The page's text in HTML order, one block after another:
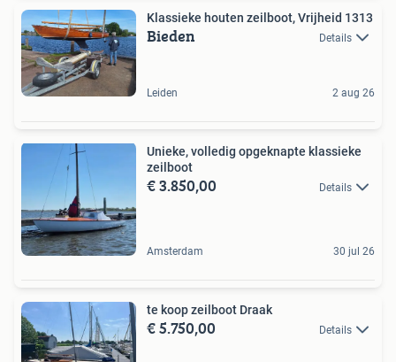
Klassieke houten zeilboot, Vrijheid 1313
Bieden Details
Leiden 2 aug 26
Unieke, volledig opgeknapte klassieke
zeilboot
€ 3.850,00 Details
Amsterdam 30 jul 26
te koop zeilboot Draak
€ 5.750,00 Details